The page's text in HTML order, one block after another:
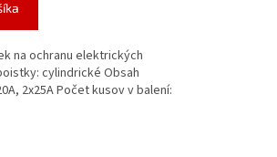
na ochranu elektrických
cylindrické Obsah
2x25A Počet kusov v balení: